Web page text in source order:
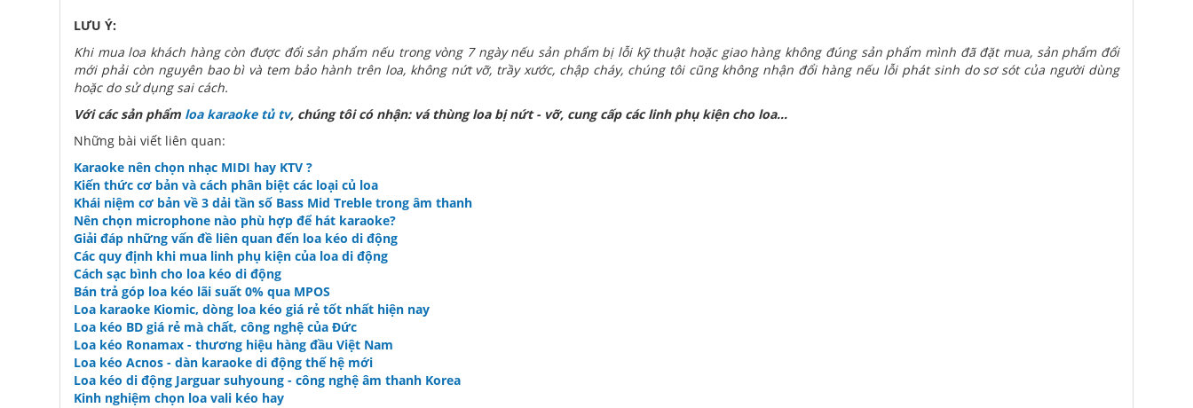
LƯU Ý:
Khi mua loa khách hàng còn được đổi sản phẩm nếu trong vòng 7 ngày nếu sản phẩm bị lỗi kỹ thuật hoặc giao hàng không đúng sản phẩm mình đã đặt mua, sản phẩm đổi
mới phải còn nguyên bao bì và tem bảo hành trên loa, không nứt vỡ, trầy xước, chập cháy, chúng tôi cũng không nhận đổi hàng nếu lỗi phát sinh do sơ sót của người dùng
hoặc do sử dụng sai cách.
Với các sản phẩm loa karaoke tủ tv, chúng tôi có nhận: vá thùng loa bị nứt - vỡ, cung cấp các linh phụ kiện cho loa...
Những bài viết liên quan:
Karaoke nên chọn nhạc MIDI hay KTV ?
Kiến thức cơ bản và cách phân biệt các loại củ loa
Khái niệm cơ bản về 3 dải tần số Bass Mid Treble trong âm thanh
Nên chọn microphone nào phù hợp để hát karaoke?
Giải đáp những vấn đề liên quan đến loa kéo di động
Các quy định khi mua linh phụ kiện của loa di động
Cách sạc bình cho loa kéo di động
Bán trả góp loa kéo lãi suất 0% qua MPOS
Loa karaoke Kiomic, dòng loa kéo giá rẻ tốt nhất hiện nay
Loa kéo BD giá rẻ mà chất, công nghệ của Đức
Loa kéo Ronamax - thương hiệu hàng đầu Việt Nam
Loa kéo Acnos - dàn karaoke di động thế hệ mới
Loa kéo di động Jarguar suhyoung - công nghệ âm thanh Korea
Kinh nghiệm chọn loa vali kéo hay